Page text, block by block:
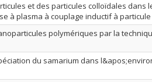
et des particules colloïdales dans
à plasma à couplage inductif à particule
polymériques par la
du samarium dans